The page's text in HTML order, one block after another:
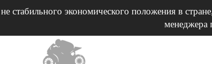
стабильного экономического положения в
менеджера